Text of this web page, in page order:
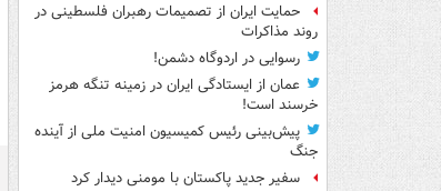
حمایت ایران از تصمیمات رهبران فلسطینی در
روند مذاکرات
رسوایی در اردوگاه دشمن!
عمان از ایستادگی ایران در زمینه تنگه هرمز
خرسند است!
پیش‌بینی رئیس کمیسیون امنیت ملی از آینده
جنگ
سفیر جدید پاکستان با مومنی دیدار کرد